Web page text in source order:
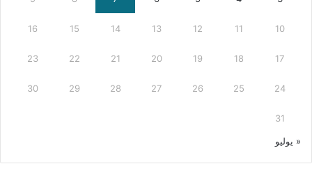
10
11
12
13
14
15
16
17
18
19
20
21
22
23
24
25
26
27
28
29
30
31
« يوليو